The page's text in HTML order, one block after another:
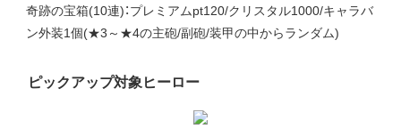
奇跡の宝箱(10連)：プレミアムpt120/クリスタル1000/キャラバ
ン外装1個(★3～★4の主砲/副砲/装甲の中からランダム)
ピックアップ対象ヒーロー